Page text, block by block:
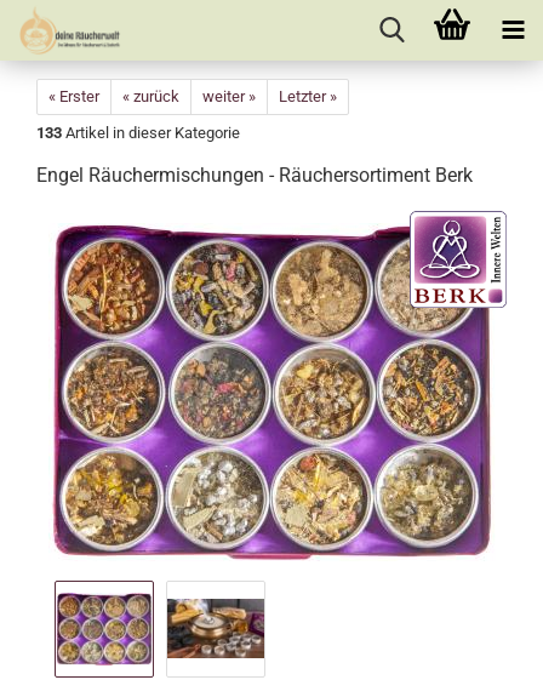
« Erster « zurück weiter »
Letzter »
133 Artikel in dieser Kategorie
Engel Räuchermischungen - Räuchersortiment Berk